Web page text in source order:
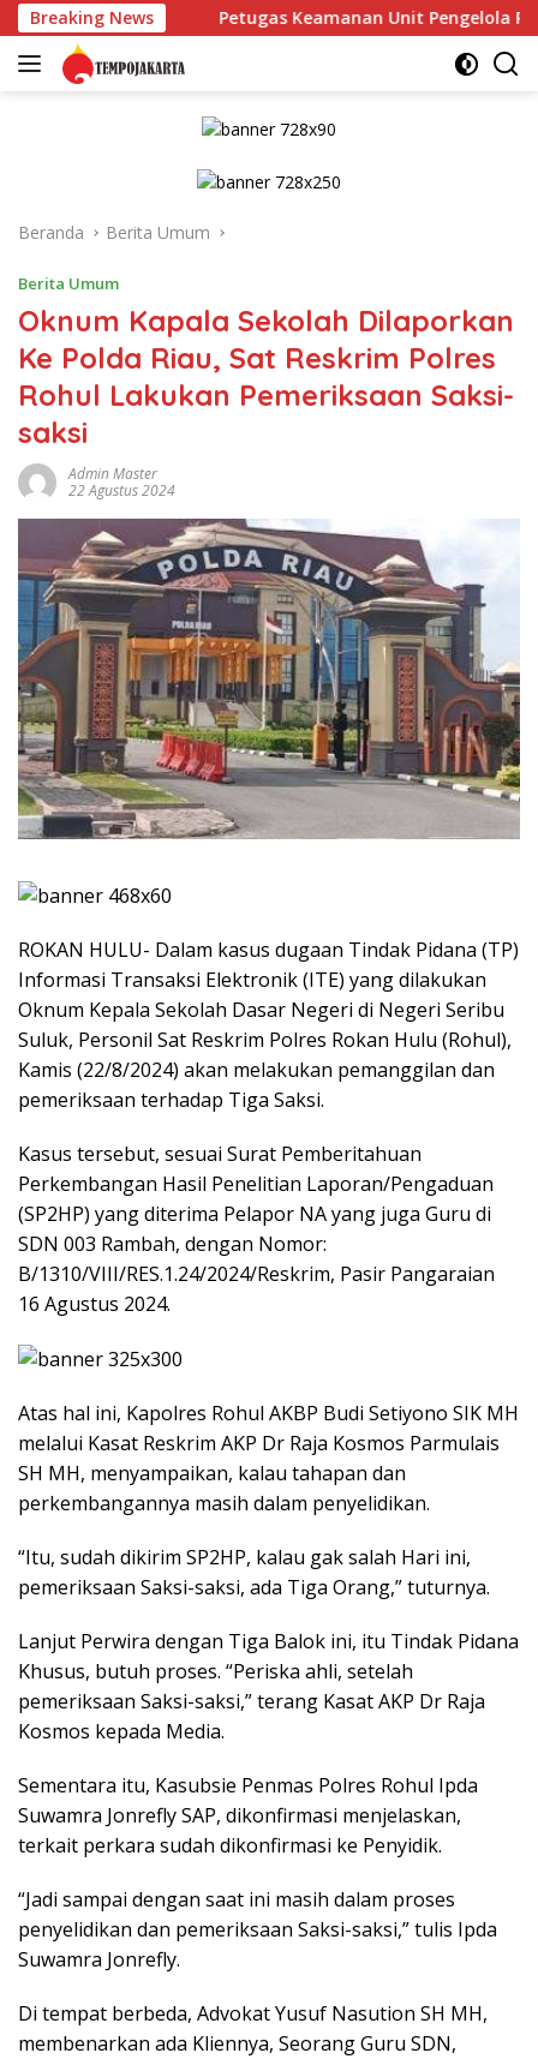
Langsung
ke
konten
Breaking News
Petugas Keamanan Unit Pengelola Rumah Susun
Beranda Berita Umum
Berita Umum
Oknum Kapala Sekolah Dilaporkan
Ke Polda Riau, Sat Reskrim Polres
Rohul Lakukan Pemeriksaan Saksi-
saksi
Admin Master
22 Agustus 2024
ROKAN HULU- Dalam kasus dugaan Tindak Pidana (TP)
Informasi Transaksi Elektronik (ITE) yang dilakukan
Oknum Kepala Sekolah Dasar Negeri di Negeri Seribu
Suluk, Personil Sat Reskrim Polres Rokan Hulu (Rohul),
Kamis (22/8/2024) akan melakukan pemanggilan dan
pemeriksaan terhadap Tiga Saksi.
Kasus tersebut, sesuai Surat Pemberitahuan
Perkembangan Hasil Penelitian Laporan/Pengaduan
(SP2HP) yang diterima Pelapor NA yang juga Guru di
SDN 003 Rambah, dengan Nomor:
B/1310/VIII/RES.1.24/2024/Reskrim, Pasir Pangaraian
16 Agustus 2024.
Atas hal ini, Kapolres Rohul AKBP Budi Setiyono SIK MH
melalui Kasat Reskrim AKP Dr Raja Kosmos Parmulais
SH MH, menyampaikan, kalau tahapan dan
perkembangannya masih dalam penyelidikan.
“Itu, sudah dikirim SP2HP, kalau gak salah Hari ini,
pemeriksaan Saksi-saksi, ada Tiga Orang,” tuturnya.
Lanjut Perwira dengan Tiga Balok ini, itu Tindak Pidana
Khusus, butuh proses. “Periska ahli, setelah
pemeriksaan Saksi-saksi,” terang Kasat AKP Dr Raja
Kosmos kepada Media.
Sementara itu, Kasubsie Penmas Polres Rohul Ipda
Suwamra Jonrefly SAP, dikonfirmasi menjelaskan,
terkait perkara sudah dikonfirmasi ke Penyidik.
“Jadi sampai dengan saat ini masih dalam proses
penyelidikan dan pemeriksaan Saksi-saksi,” tulis Ipda
Suwamra Jonrefly.
Di tempat berbeda, Advokat Yusuf Nasution SH MH,
membenarkan ada Kliennya, Seorang Guru SDN,